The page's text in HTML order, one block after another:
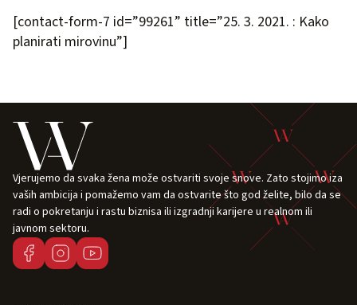
[contact-form-7 id=”99261” title=”25. 3. 2021. : Kako
planirati mirovinu”]
Vjerujemo da svaka žena može ostvariti svoje snove. Zato stojimo iza
vaših ambicija i pomažemo vam da ostvarite što god želite, bilo da se
radi o pokretanju i rastu biznisa ili izgradnji karijere u realnom ili
javnom sektoru.